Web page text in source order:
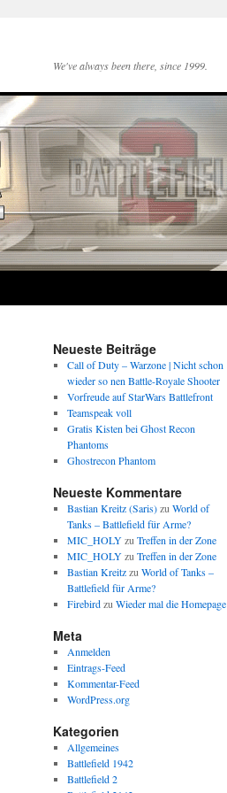
We've always been there, since 1999.
Neueste Beiträge
Call of Duty – Warzone | Nicht schon
wieder so nen Battle-Royale Shooter
Vorfreude auf StarWars Battlefront
Teamspeak voll
Gratis Kisten bei Ghost Recon
Phantoms
Ghostrecon Phantom
Neueste Kommentare
Bastian Kreitz (Saris)zu World of
Tanks – Battlefield für Arme?
MIC_HOLYzu Treffen in der Zone
MIC_HOLYzu Treffen in der Zone
Bastian Kreitzzu World of Tanks –
Battlefield für Arme?
Firebirdzu Wieder mal die Homepage
Meta
Anmelden
Eintrags-Feed
Kommentar-Feed
WordPress.org
Kategorien
Allgemeines
Battlefield 1942
Battlefield 2